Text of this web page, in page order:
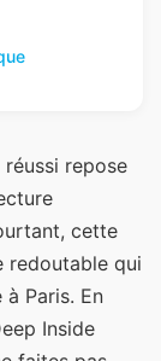
repose
cette
redoutable qui
Paris. En
Inside